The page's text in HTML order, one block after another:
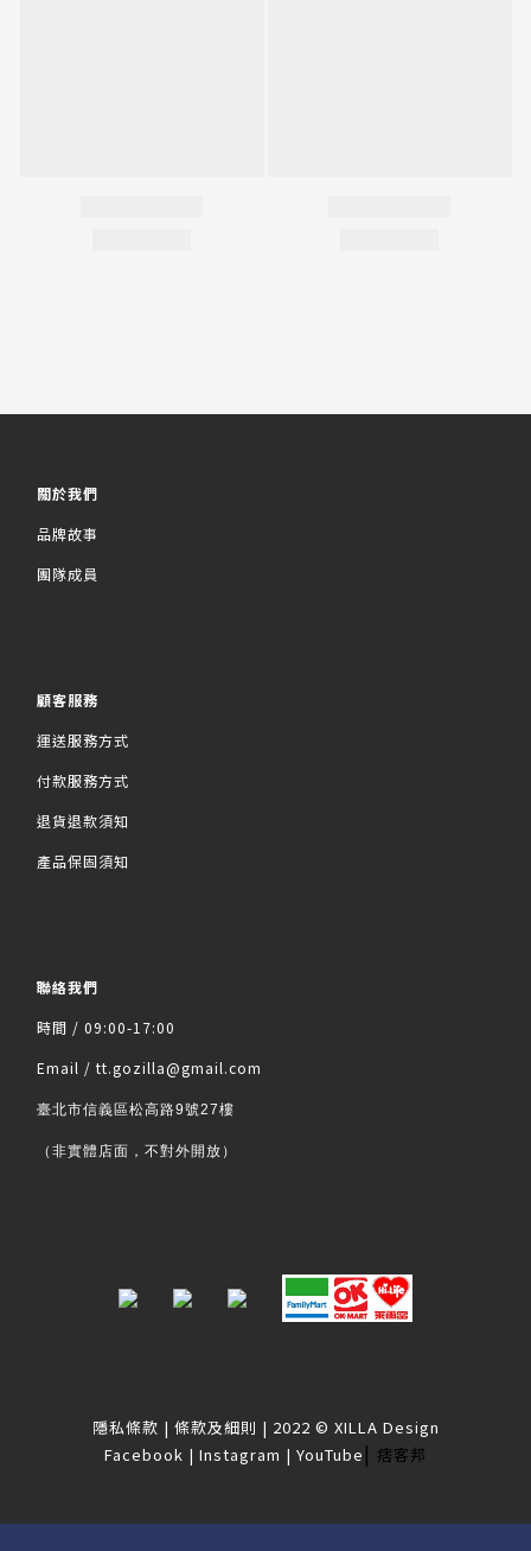
關於我們
品牌故事
團隊成員
顧客服務
運送服務方式
付款服務方式
退貨退款須知
產品保固須知
聯絡我們
時間 / 09:00-17:00
Email / tt.gozilla@gmail.com
臺北市信義區松高路9號27樓
（非實體店面，不對外開放）
隱私條款 | 條款及細則 | 2022 © XILLA Design
Facebook | Instagram | YouTube | 痞客邦